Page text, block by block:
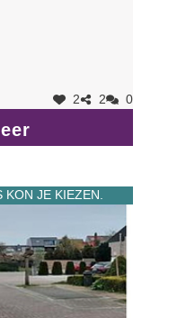
nodig.'
2 2 0
KON JE KIEZEN.